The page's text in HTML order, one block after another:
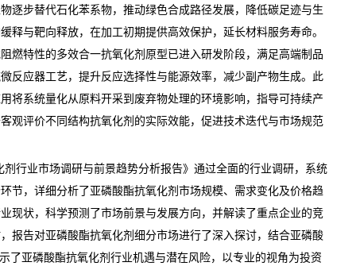
逐步替代石化苯系物，推动绿色合成路径发展，降低碳足迹与生
释与靶向释放，在加工初期提供高效保护，延长材料服务寿命。
燃特性的多效合一抗氧化剂原型已进入研发阶段，满足高端制品
反应器工艺，提升反应选择性与能源效率，减少副产物生成。此
将系统量化从原料开采到废弃物处理的环境影响，指导可持续产
观评价不同结构抗氧化剂的实际效能，促进技术迭代与市场规范
剂行业市场调研与前景趋势分析报告》通过全面的行业调研，系统
节，详细分析了亚磷酸酯抗氧化剂市场规模、需求变化及价格趋
现状，科学预测了市场前景与发展方向，并解读了重点企业的竞
报告对亚磷酸酯抗氧化剂细分市场进行了深入探讨，结合亚磷酸
了亚磷酸酯抗氧化剂行业机遇与潜在风险，以专业的视角为投资